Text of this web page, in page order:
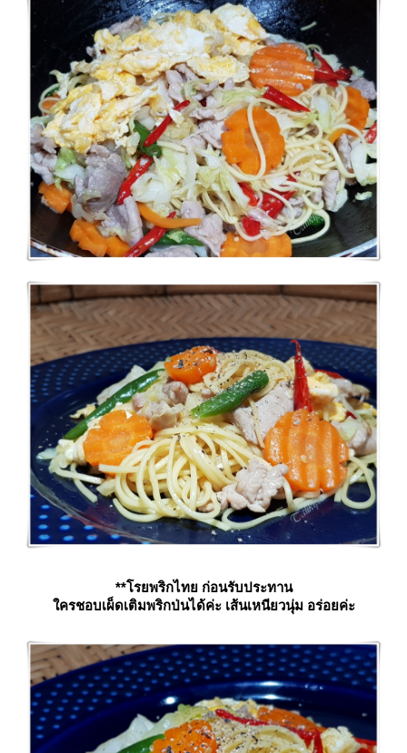
**โรยพริกไทย ก่อนรับประทาน
ครชอบเผ็ดเติมพริกป่นได้ค่ะ เส้นเหนียวนุ่ม อร่อยค่ะ